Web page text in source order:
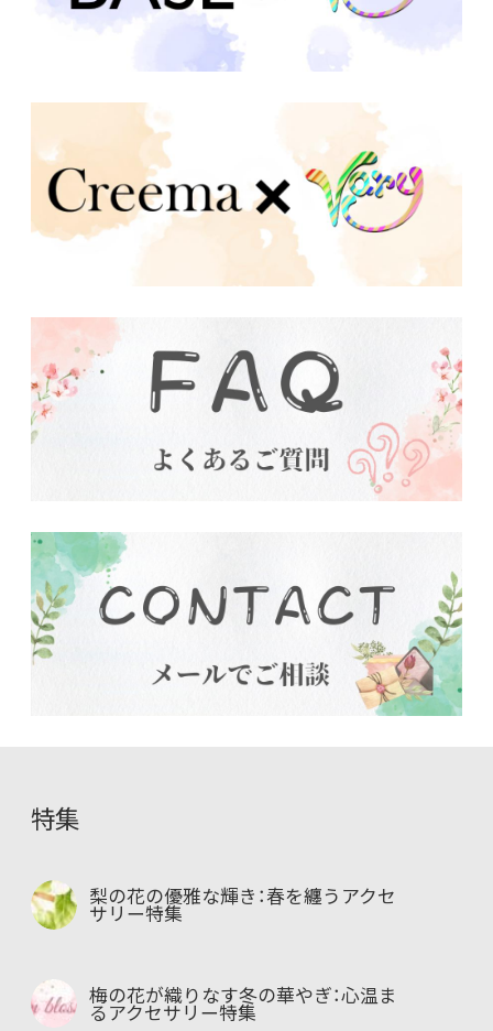
特集
梨の花の優雅な輝き：春を纏うアクセ
サリー特集
梅の花が織りなす冬の華やぎ：心温ま
るアクセサリー特集